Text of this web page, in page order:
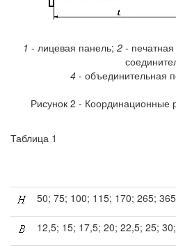
1 - лицевая панель; 2- печатная
4 - объединительная
Рисунок 2 - Координационные
Таблица 1
50; 75; 100; 115; 170; 265;
12,5; 15; 17,5; 20; 22,5; 25;